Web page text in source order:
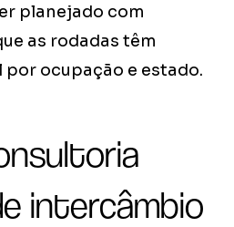
planejado com
as rodadas têm
ocupação e estado.
intercâmbio